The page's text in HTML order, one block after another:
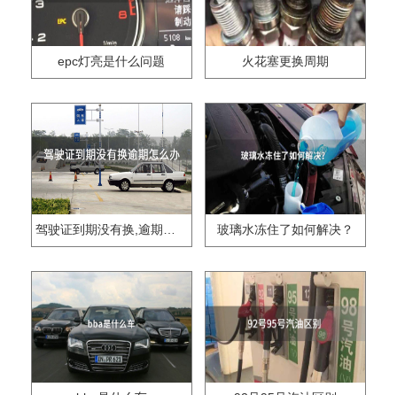
epc灯亮是什么问题 火花塞更换周期
驾驶证到期没有换,逾期怎么办?? 玻璃水冻住了如何解决？